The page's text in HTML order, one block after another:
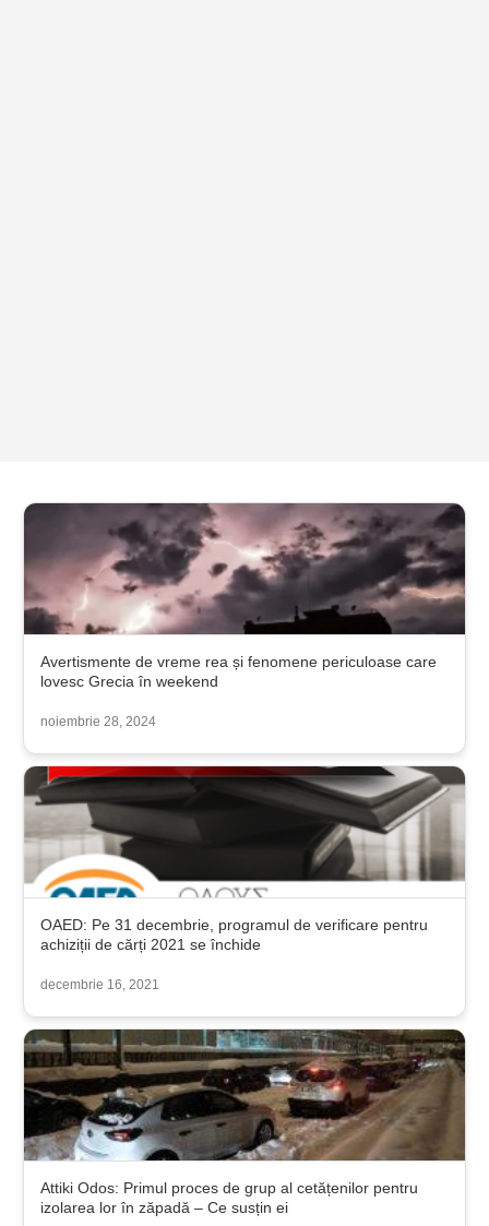
Avertismente de vreme rea și fenomene periculoase care
lovesc Grecia în weekend
noiembrie 28, 2024
OAED: Pe 31 decembrie, programul de verificare pentru
achiziții de cărți 2021 se închide
decembrie 16, 2021
Attiki Odos: Primul proces de grup al cetățenilor pentru
izolarea lor în zăpadă – Ce susțin ei